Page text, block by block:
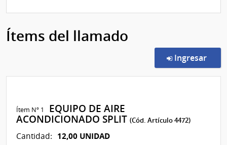
Ítems del llamado
Ingresar
Ítem Nº 1
EQUIPO DE AIRE
ACONDICIONADO SPLIT(Cód. Artículo 4472)
Cantidad: 12,00 UNIDAD